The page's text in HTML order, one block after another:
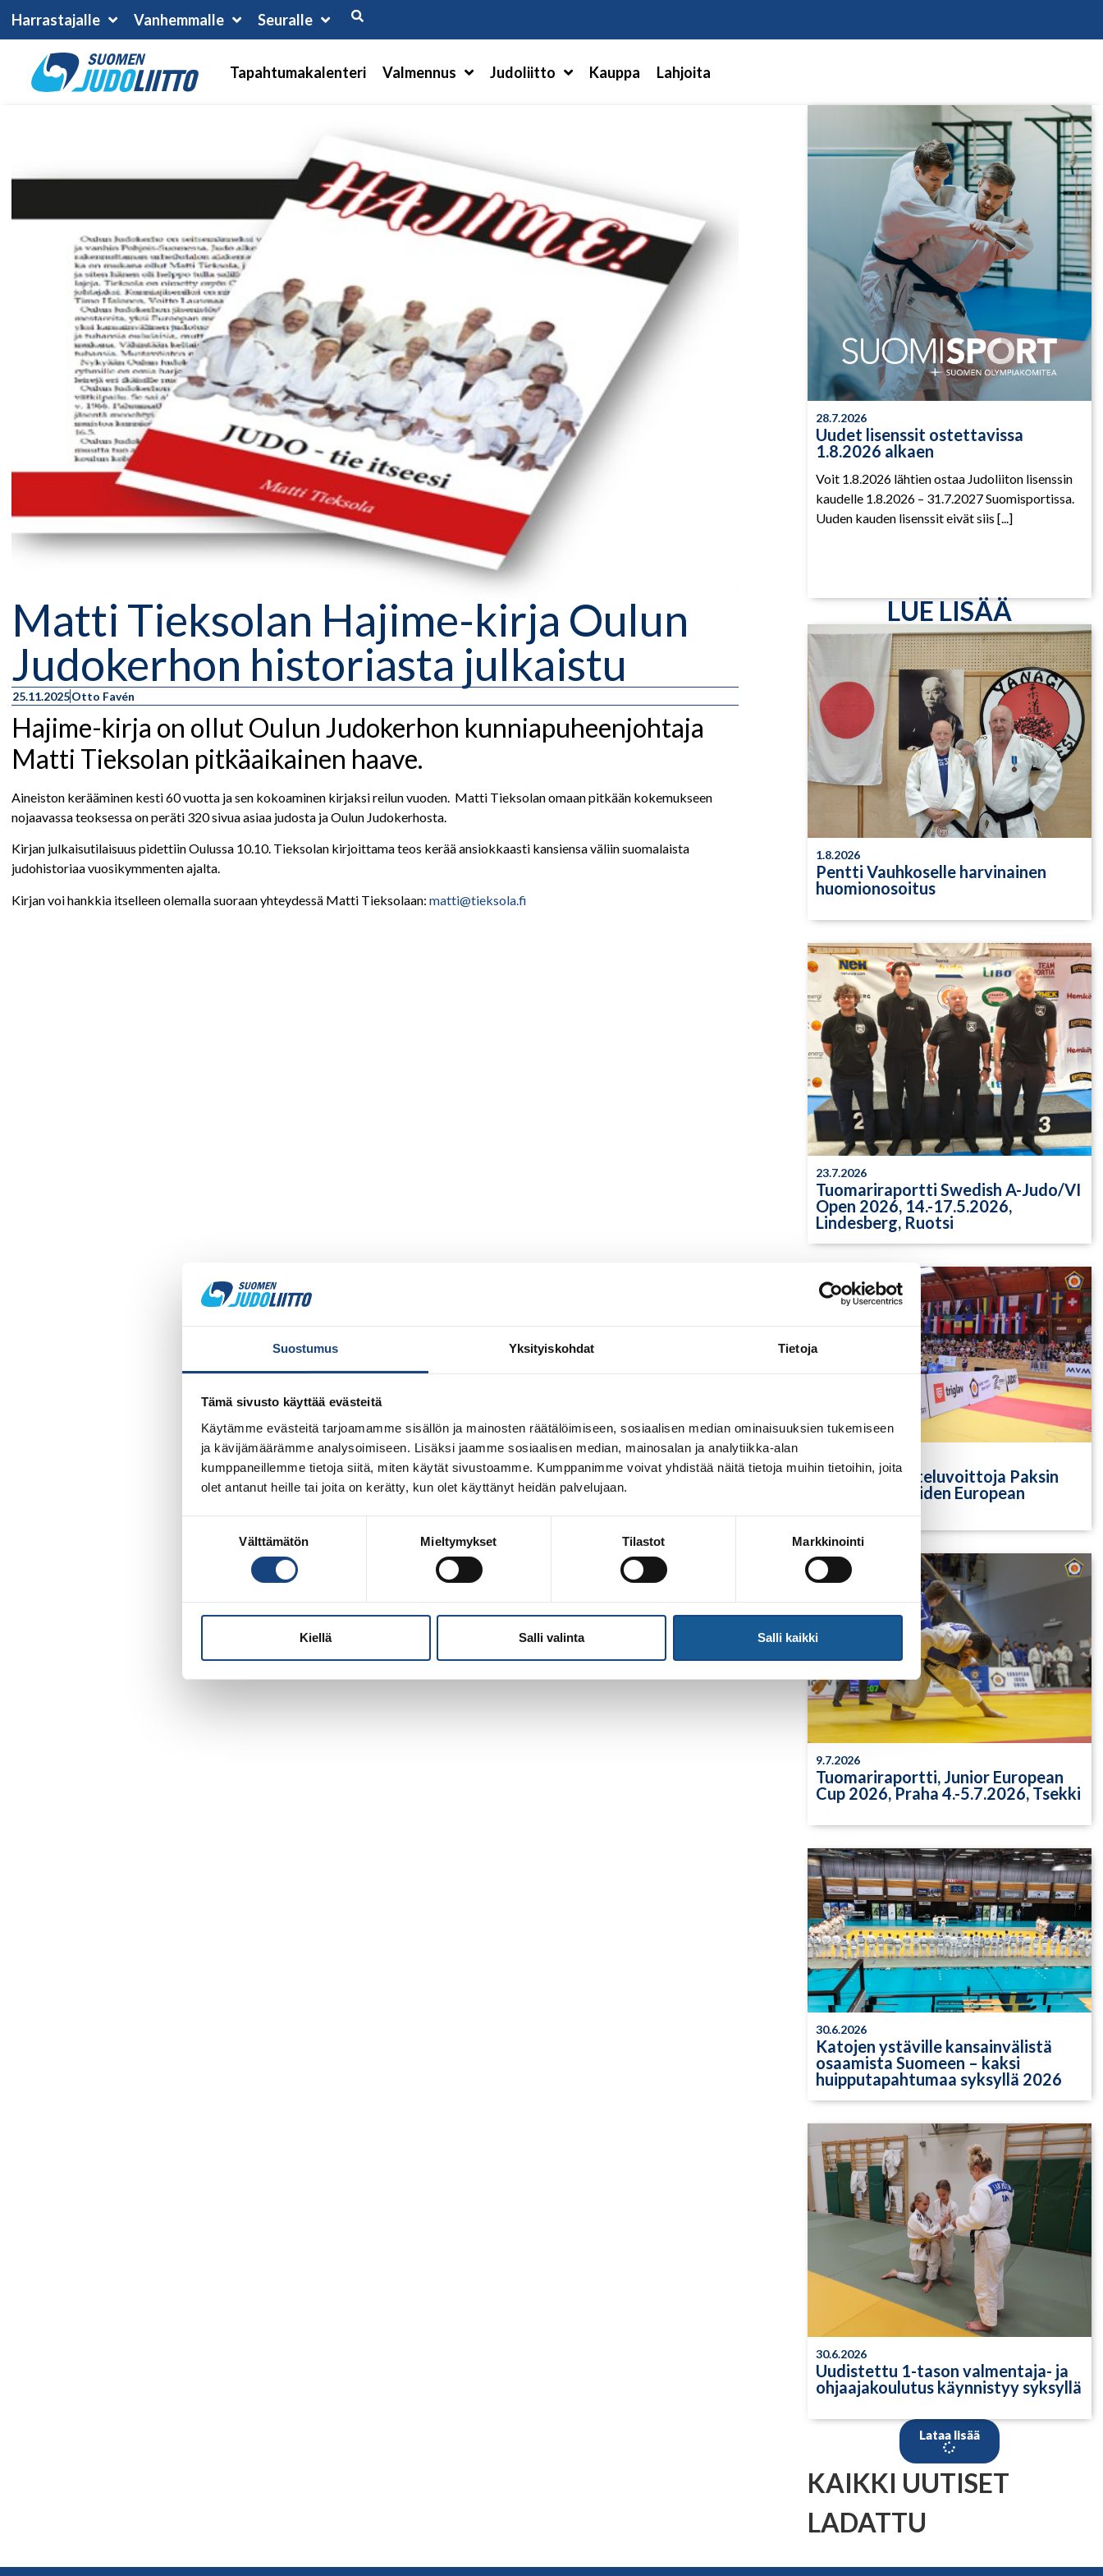
Suostumus Yksityiskohdat Tietoja
Tämä sivusto käyttää evästeitä
Käytämme evästeitä tarjoamamme sisällön ja mainosten räätälöimiseen, sosiaalisen median ominaisuuksien tukemiseen
ja kävijämäärämme analysoimiseen. Lisäksi jaamme sosiaalisen median, mainosalan ja analytiikka-alan
kumppaneillemme tietoja siitä, miten käytät sivustoamme. Kumppanimme voivat yhdistää näitä tietoja muihin tietoihin, joita
olet antanut heille tai joita on kerätty, kun olet käyttänyt heidän palvelujaan.
Välttämätön Mieltymykset Tilastot Markkinointi
Kiellä Salli valinta Salli kaikki
Harrastajalle Vanhemmalle Seuralle
Tapahtumakalenteri Valmennus Judoliitto Kauppa Lahjoita
Matti Tieksolan Hajime-kirja Oulun
Judokerhon historiasta julkaistu
25.11.2025Otto Favén
Hajime-kirja on ollut Oulun Judokerhon kunniapuheenjohtaja
Matti Tieksolan pitkäaikainen haave.
Aineiston kerääminen kesti 60 vuotta ja sen kokoaminen kirjaksi reilun vuoden. Matti Tieksolan omaan pitkään kokemukseen
nojaavassa teoksessa on peräti 320 sivua asiaa judosta ja Oulun Judokerhosta.
Kirjan julkaisutilaisuus pidettiin Oulussa 10.10. Tieksolan kirjoittama teos kerää ansiokkaasti kansiensa väliin suomalaista
judohistoriaa vuosikymmenten ajalta.
Kirjan voi hankkia itselleen olemalla suoraan yhteydessä Matti Tieksolaan: matti@tieksola.fi
28.7.2026
Uudet lisenssit ostettavissa
1.8.2026 alkaen
Voit 1.8.2026 lähtien ostaa Judoliiton lisenssin
kaudelle 1.8.2026 – 31.7.2027 Suomisportissa.
Uuden kauden lisenssit eivät siis [...]
LUE LISÄÄ
1.8.2026
Pentti Vauhkoselle harvinainen
huomionosoitus
23.7.2026
Tuomariraportti Swedish A-Judo/VI
Open 2026, 14.-17.5.2026,
Lindesberg, Ruotsi
Yksittäisiä otteluvoittoja Paksin
alle 21-vuotiaiden European
9.7.2026
Tuomariraportti, Junior European
Cup 2026, Praha 4.-5.7.2026, Tsekki
30.6.2026
Katojen ystäville kansainvälistä
osaamista Suomeen – kaksi
huipputapahtumaa syksyllä 2026
30.6.2026
Uudistettu 1-tason valmentaja- ja
ohjaajakoulutus käynnistyy syksyllä
Lataa lisää
KAIKKI UUTISET
LADATTU